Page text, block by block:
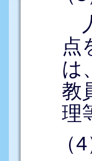
点
は
教
理
（